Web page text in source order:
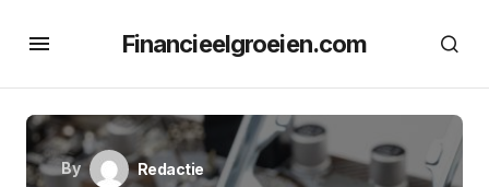
Financieelgroeien.com
By
Redactie